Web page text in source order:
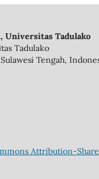
Universitas Tadulako
Tadulako
Tengah,
Attribution-